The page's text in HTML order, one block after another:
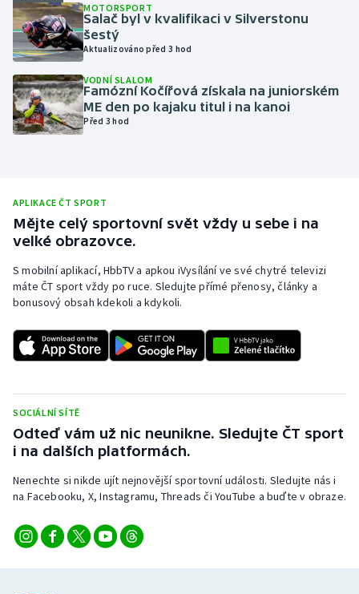
Moderní pětiboj
Motorsport
Olympijské hry
Parasport
Plážový volejbal
Ragby
Rychlobruslení
Short track
Sportovní střelba
Stolní tenis
Triatlon
Vodní slalom
MOTORSPORT
Salač byl v kvalifikaci v Silverstonu
šestý
Aktualizováno před 3 hod
VODNÍ SLALOM
Famózní Kočířová získala na juniorském
ME den po kajaku titul i na kanoi
Před 3 hod
APLIKACE ČT SPORT
Mějte celý sportovní svět vždy u sebe i na
velké obrazovce.
S mobilní aplikací, HbbTV a apkou iVysílání ve své chytré televizi
máte ČT sport vždy po ruce. Sledujte přímé přenosy, články a
bonusový obsah kdekoli a kdykoli.
SOCIÁLNÍ SÍTĚ
Odteď vám už nic neunikne. Sledujte ČT sport
i na dalších platformách.
Nenechte si nikde ujít nejnovější sportovní události. Sledujte nás i
na Facebooku, X, Instagramu, Threads či YouTube a buďte v obraze.